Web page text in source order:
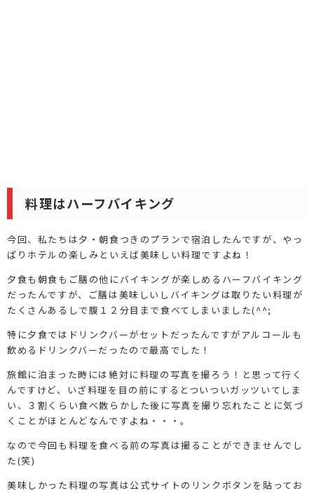
料理はハーフバイキング
今回、私たちは夕・朝食つきのプランで宿泊したんですが、やっ
ぱりホテルの楽しみといえば美味しい料理ですよね！
夕食も朝食もご膳の他にバイキングが楽しめるハーフバイキング
だったんですが、ご膳は美味しいしバイキングは取りたい料理が
たくさんあるしで腹１２分目まで食べてしまいました(^^;
特に夕食ではドリンクバーがセットだったんですがアルコールも
飲めるドリンクバーだったので最高でした！
旅館に泊まった時には絶対に料理の写真を撮ろう！と思って行く
んですけど、いざ料理を目の前にするとついついガッツいてしま
い、３割くらい食べ散らかした後に写真を撮り忘れたことに気づ
くことがほとんどなんですよね・・・。
なので今回も料理を食べる前の写真は撮ることができませんでし
た(笑)
美味しかった料理の写真は公式サイトのリンクボタンを貼ってお